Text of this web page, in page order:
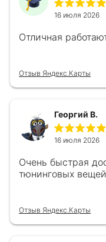
16 июля 2026
Отличная
Отзыв Яндекс.Карты
Георгий В.
16 июля 2026
Очень быстрая
тюнинговых
Отзыв Яндекс.Карты